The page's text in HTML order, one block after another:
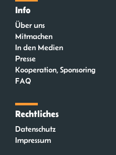
Info
Über uns
Mitmachen
In den Medien
Presse
Kooperation, Sponsoring
FAQ
Rechtliches
Datenschutz
Impressum